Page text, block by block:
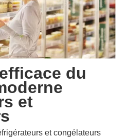
du
et
et congélateurs